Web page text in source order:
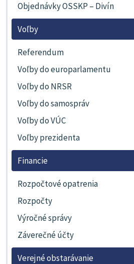
Objednávky OSSKP – Divín
Voľby
Referendum
Voľby do europarlamentu
Voľby do NRSR
Voľby do samospráv
Voľby do VÚC
Voľby prezidenta
Financie
Rozpočtové opatrenia
Rozpočty
Výročné správy
Záverečné účty
Verejné obstarávanie